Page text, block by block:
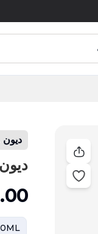
ديون
100ML